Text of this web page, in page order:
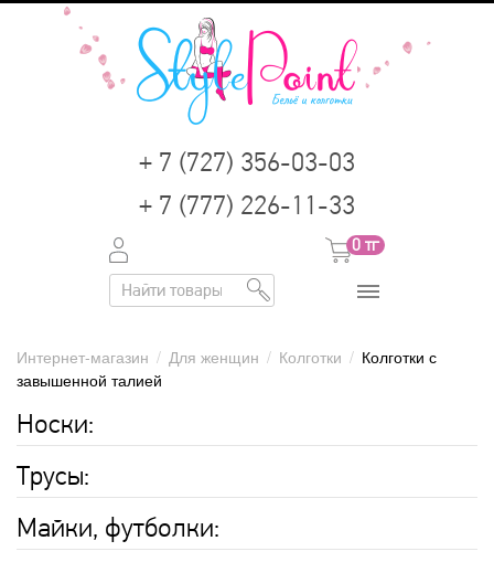
+ 7 (727) 356-03-03
+ 7 (777) 226-11-33
0 тг
Интернет-магазин / Для женщин / Колготки / Колготки с
завышенной талией
Носки:
Трусы:
Майки, футболки: